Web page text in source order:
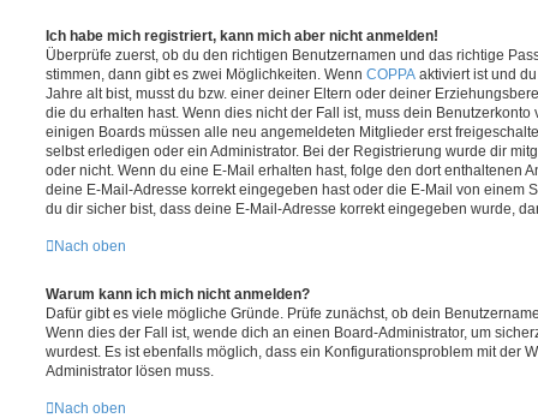
Ich habe mich registriert, kann mich aber nicht anmelden!
Überprüfe zuerst, ob du den richtigen Benutzernamen und das richtige
stimmen, dann gibt es zwei Möglichkeiten. Wenn COPPA aktiviert ist und
Jahre alt bist, musst du bzw. einer deiner Eltern oder deiner
die du erhalten hast. Wenn dies nicht der Fall ist, muss dein
einigen Boards müssen alle neu angemeldeten Mitglieder erst
selbst erledigen oder ein Administrator. Bei der Registrierung wurde dir
oder nicht. Wenn du eine E-Mail erhalten hast, folge den dort enthaltenen
deine E-Mail-Adresse korrekt eingegeben hast oder die E-Mail von einem
du dir sicher bist, dass deine E-Mail-Adresse korrekt eingegeben wurde,
Nach oben
Warum kann ich mich nicht anmelden?
Dafür gibt es viele mögliche Gründe. Prüfe zunächst, ob dein
Wenn dies der Fall ist, wende dich an einen Board-Administrator, um
wurdest. Es ist ebenfalls möglich, dass ein Konfigurationsproblem mit der
Administrator lösen muss.
Nach oben